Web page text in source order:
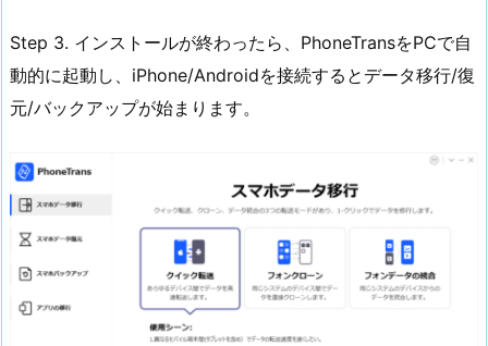
Step 3. インストールが終わったら、PhoneTransをPCで自
動的に起動し、iPhone/Androidを接続するとデータ移行/復
元/バックアップが始まります。